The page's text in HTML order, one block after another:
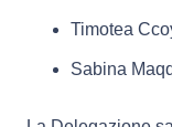
Timotea
Sabina